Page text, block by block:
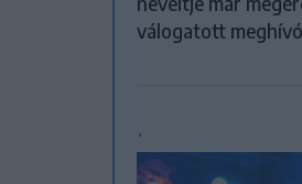
válogatott
`